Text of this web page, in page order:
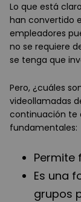
Lo que está
han convertido
empleadores
no se requiere
se tenga que
Pero, ¿cuáles
videollamadas
continuación te
fundamentales:
Permite
Es una
grupos